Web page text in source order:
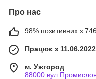
Про нас
98% позитивних з 746
Працює з 11.06.2022
м. Ужгород
88000 вул